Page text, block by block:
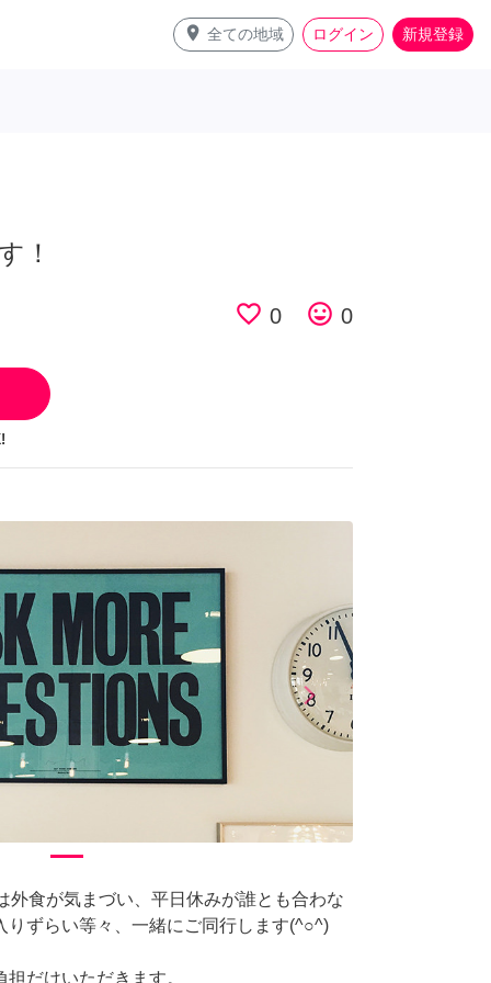
place 全ての地域 ログイン 新規登録
！
favorite_border 0 tag_faces 0
arrow_forward_iosNext
外食が気まづい、平日休みが誰とも合わな
りずらい等々、一緒にご同行します(^○^)
だけいただきます。